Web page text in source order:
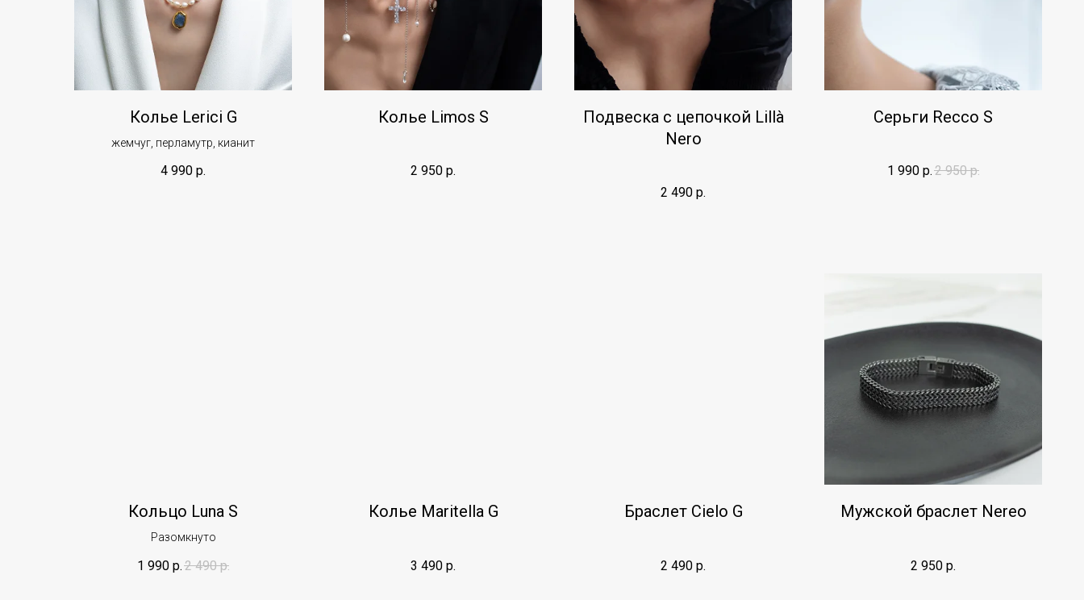
Колье Lerici G
жемчуг, перламутр, кианит
4 990 р.
Колье Limos S
2 950 р.
Подвеска с цепочкой Lillà
Nero
2 490 р.
Серьги Recco S
1 990 р.2 950 р.
Кольцо Luna S
Разомкнуто
1 990 р.2 490 р.
Колье Maritella G
3 490 р.
Браслет Cielo G
2 490 р.
Мужской браслет Nereo
2 950 р.